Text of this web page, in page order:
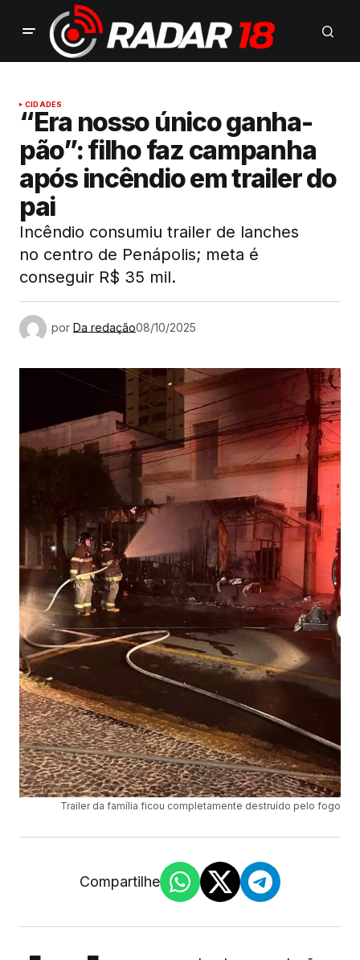
CIDADES
“Era nosso único ganha-
pão”: filho faz campanha
após incêndio em trailer do
pai
Incêndio consumiu trailer de lanches
no centro de Penápolis; meta é
conseguir R$ 35 mil.
por Da redação08/10/2025
Trailer da família ficou completamente destruído pelo fogo
Compartilhe